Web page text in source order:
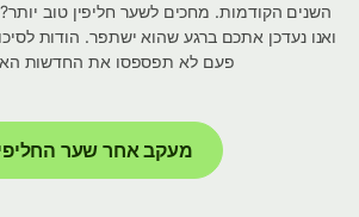
השנים הקודמות. מחכים לשער חליפין טוב יותר?
ואנו נעדכן אתכם ברגע שהוא ישתפר. הודות
פעם לא תפספסו את החדשות
מעקב אחר שער החליפין